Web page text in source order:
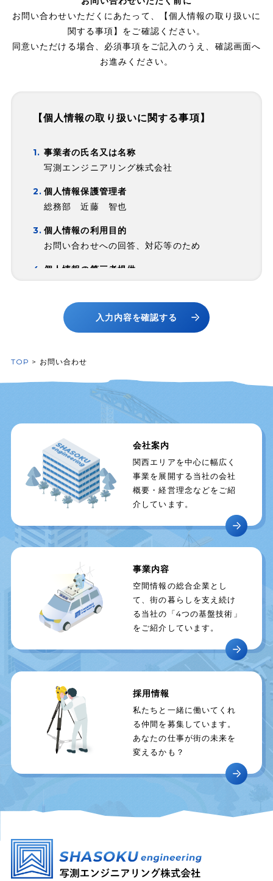
お問い合わせいただくにあたって、【個人情報の取り扱いに
関する事項】をご確認ください。
同意いただける場合、必須事項をご記入のうえ、確認画面へ
お進みください。
【個人情報の取り扱いに関する事項】
事業者の氏名又は名称
写測エンジニアリング株式会社
個人情報保護管理者
総務部 近藤 智也
個人情報の利用目的
お問い合わせへの回答、対応等のため
個人情報の第三者提供
を第三者に提供しません。
個人情報の開示等手続き
停止、消去又は提供の拒否（以下、「開示等」
という）を希望される場合は、個人情報相談窓
口にご請求ください。
個人情報を与えることの任意性及び当該情報を
与えなかった場合に生じる結果
個人情報の入力は任意ですが、必要とする項目
についてご記入がない場合には、お問い合わせ
への回答等をお断りする場合があります。
お問い合わせ窓口
開示等、苦情・ご相談のお問い合わせは、以下
までお願いいたします。
入力内容を確認する
TOP > お問い合わせ
会社案内
関西エリアを中心に幅広く
事業を展開する当社の会社
概要・経営理念などをご紹
介しています。
事業内容
空間情報の総合企業とし
て、街の暮らしを支え続け
る当社の「4つの基盤技術」
をご紹介しています。
採用情報
私たちと一緒に働いてくれ
る仲間を募集しています。
あなたの仕事が街の未来を
変えるかも？